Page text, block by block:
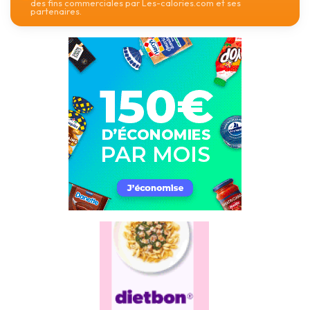
des fins commerciales par Les-calories.com et ses
partenaires.